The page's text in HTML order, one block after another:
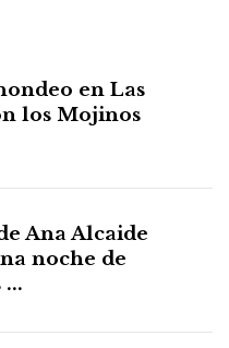
en Las
los Mojinos
Ana Alcaide
noche de